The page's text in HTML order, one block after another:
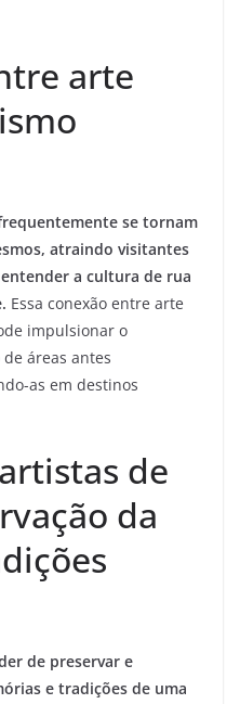
arte
se tornam
atraindo visitantes
a cultura de rua
Essa conexão entre arte
impulsionar o
áreas antes
as em destinos
de
da
de preservar e
e tradições de uma